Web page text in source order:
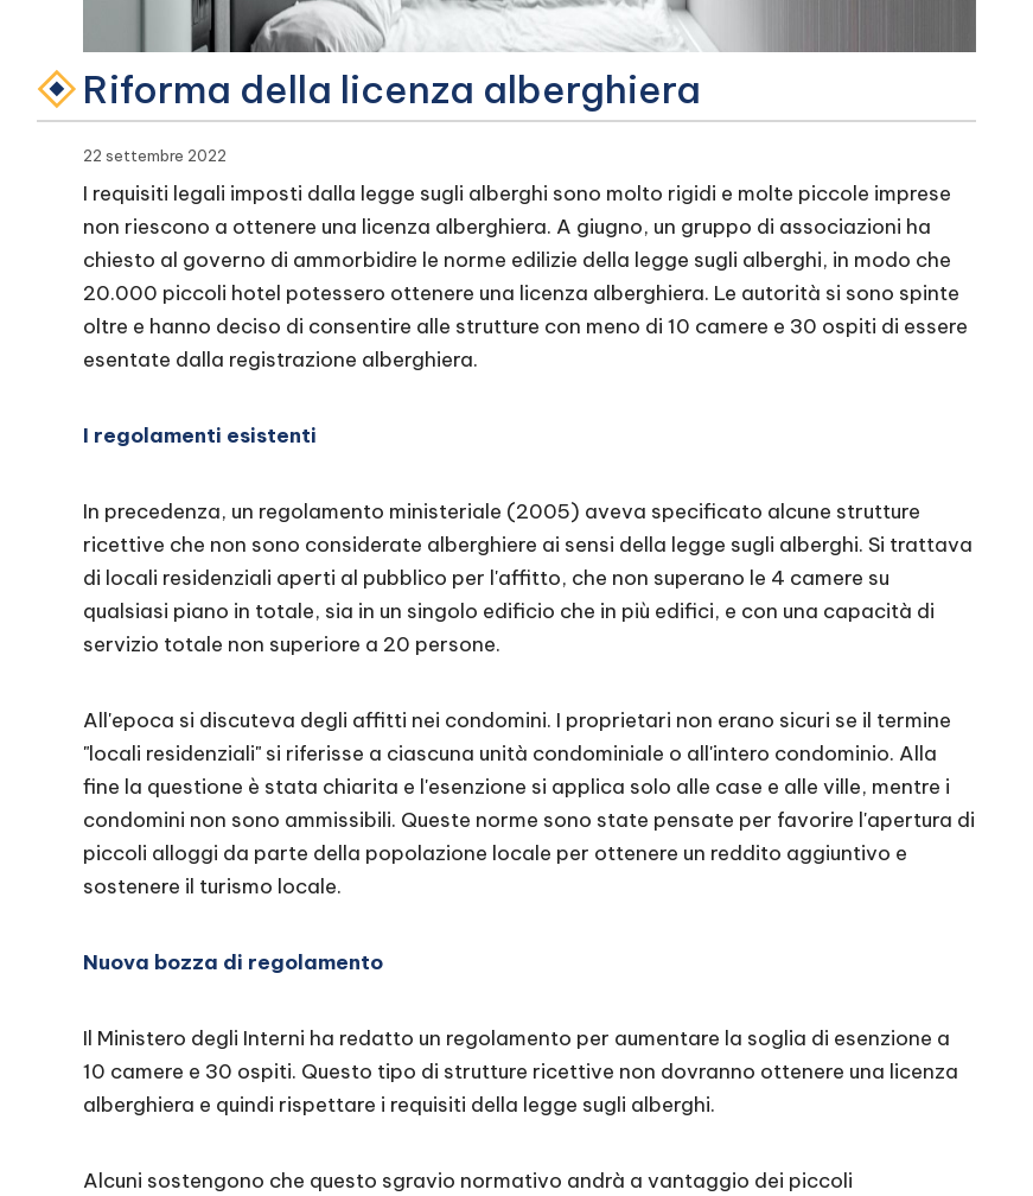
Riforma della licenza alberghiera
22 settembre 2022
I requisiti legali imposti dalla legge sugli alberghi sono molto rigidi e molte piccole imprese
non riescono a ottenere una licenza alberghiera. A giugno, un gruppo di associazioni ha
chiesto al governo di ammorbidire le norme edilizie della legge sugli alberghi, in modo che
20.000 piccoli hotel potessero ottenere una licenza alberghiera. Le autorità si sono spinte
oltre e hanno deciso di consentire alle strutture con meno di 10 camere e 30 ospiti di essere
esentate dalla registrazione alberghiera.
I regolamenti esistenti
In precedenza, un regolamento ministeriale (2005) aveva specificato alcune strutture
ricettive che non sono considerate alberghiere ai sensi della legge sugli alberghi. Si trattava
di locali residenziali aperti al pubblico per l'affitto, che non superano le 4 camere su
qualsiasi piano in totale, sia in un singolo edificio che in più edifici, e con una capacità di
servizio totale non superiore a 20 persone.
All'epoca si discuteva degli affitti nei condomini. I proprietari non erano sicuri se il termine
"locali residenziali" si riferisse a ciascuna unità condominiale o all'intero condominio. Alla
fine la questione è stata chiarita e l'esenzione si applica solo alle case e alle ville, mentre i
condomini non sono ammissibili. Queste norme sono state pensate per favorire l'apertura di
piccoli alloggi da parte della popolazione locale per ottenere un reddito aggiuntivo e
sostenere il turismo locale.
Nuova bozza di regolamento
Il Ministero degli Interni ha redatto un regolamento per aumentare la soglia di esenzione a
10 camere e 30 ospiti. Questo tipo di strutture ricettive non dovranno ottenere una licenza
alberghiera e quindi rispettare i requisiti della legge sugli alberghi.
Alcuni sostengono che questo sgravio normativo andrà a vantaggio dei piccoli